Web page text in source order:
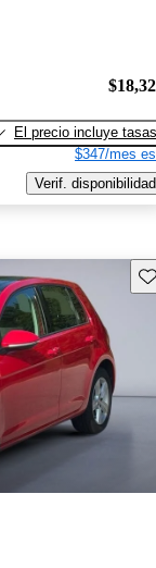
El precio incluye tasas
$347/mes
Verif. disponibilidad